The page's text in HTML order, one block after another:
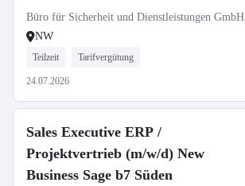
Büro für Sicherheit und Dienstleistungen GmbH
NW
Teilzeit Tarifvergütung
24.07.2026
Sales Executive ERP /
Projektvertrieb (m/w/d) New
Business Sage b7 Süden